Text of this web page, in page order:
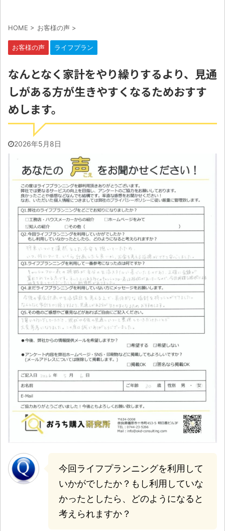
HOME > お客様の声 >
お客様の声 ライフプラン
なんとなく家計をやり繰りするより、見通
しがある方が生きやすくなるためおすす
めします。
2026年5月8日
今回ライフプランニングを利用して
いかがでしたか？もし利用していな
かったとしたら、どのようになると
考えられますか？